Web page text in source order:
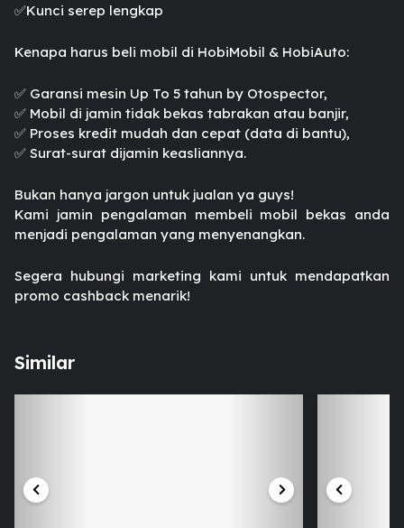
✅️Kunci serep lengkap
Kenapa harus beli mobil di HobiMobil & HobiAuto:
✅️ Garansi mesin Up To 5 tahun by Otospector,
✅️ Mobil di jamin tidak bekas tabrakan atau banjir,
✅️ Proses kredit mudah dan cepat (data di bantu),
✅️ Surat-surat dijamin keasliannya.
Bukan hanya jargon untuk jualan ya guys!
Kami jamin pengalaman membeli mobil bekas anda
menjadi pengalaman yang menyenangkan.
Segera hubungi marketing kami untuk mendapatkan
promo cashback menarik!
Similar